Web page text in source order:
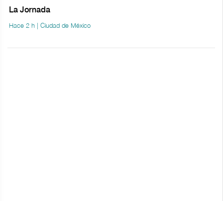
La Jornada
Hace 2 h | Ciudad de México